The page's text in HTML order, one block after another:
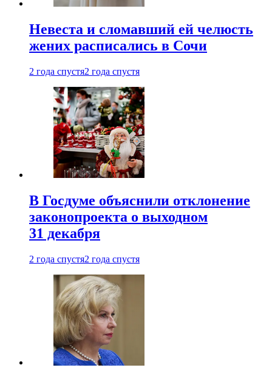
Невеста и сломавший ей челюсть
жених расписались в Сочи
2 года спустя2 года спустя
В Госдуме объяснили отклонение
законопроекта о выходном
31 декабря
2 года спустя2 года спустя